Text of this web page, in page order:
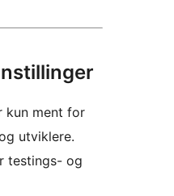
kun ment for
utviklere.
testings- og